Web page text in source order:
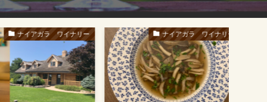
ナイアガラ ワイナリー ナイアガラ ワイナリー